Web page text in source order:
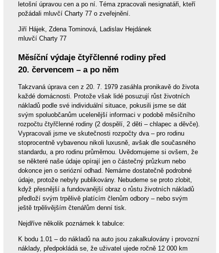
letošní úpravou cen a po ní. Téma zpracovali nesignatáři, kteří
požádali mluvčí Charty 77 o zveřejnění.
Jiří Hájek, Zdena Tominová, Ladislav Hejdánek
mluvčí Charty 77
Měsíční výdaje čtyřčlenné rodiny před
20. červencem – a po něm
Takzvaná úprava cen z 20. 7. 1979 zasáhla pronikavě do života
každé domácnosti. Protože však lidé posuzují růst životních
nákladů podle své individuální situace, pokusili jsme se dát
svým spoluobčanům ucelenější informaci v podobě měsíčního
rozpočtu čtyřčlenné rodiny (2 dospělí, 2 děti – chlapec a děvče).
Vypracovali jsme ve skutečnosti rozpočty dva – pro rodinu
stoprocentně vybavenou nikoli luxusně, avšak dle současného
standardu, a pro rodinu průměrnou. Uvědomujeme si ovšem, že
se některé naše údaje opírají jen o částečný průzkum nebo
dokonce jen o seriózní odhad. Nemáme dostatečně podrobné
údaje, protože nebyly publikovány. Nebudeme se proto zlobit,
když přesnější a fundovanější obraz o růstu životních nákladů
předloží svým trpělivě platícím členům odbory – nebo svým
ještě trpělivějším čtenářům denní tisk.
Nejdříve několik poznámek k tabulce:
K bodu 1.01 – do nákladů na auto jsou zakalkulovány i provozní
náklady, předpokládá se, že uživatel ujede ročně 12 000 km